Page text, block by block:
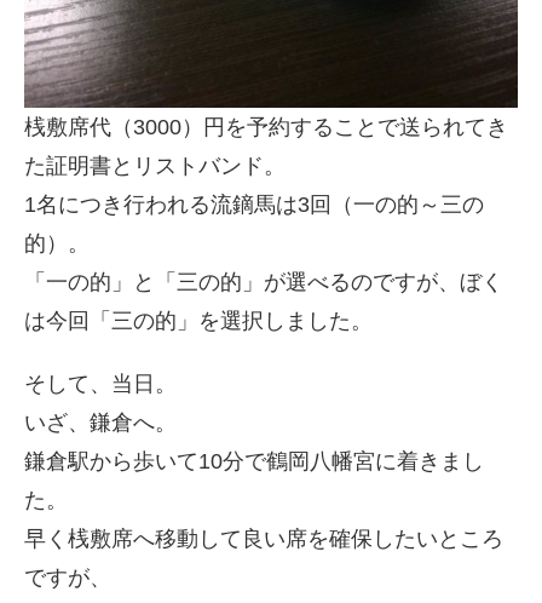
桟敷席代（3000）円を予約することで送られてき
た証明書とリストバンド。
1名につき行われる流鏑馬は3回（一の的～三の
的）。
「一の的」と「三の的」が選べるのですが、ぼく
は今回「三の的」を選択しました。
そして、当日。
いざ、鎌倉へ。
鎌倉駅から歩いて10分で鶴岡八幡宮に着きまし
た。
早く桟敷席へ移動して良い席を確保したいところ
ですが、